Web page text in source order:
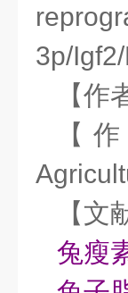
3p/
【
【
【文
兔瘦